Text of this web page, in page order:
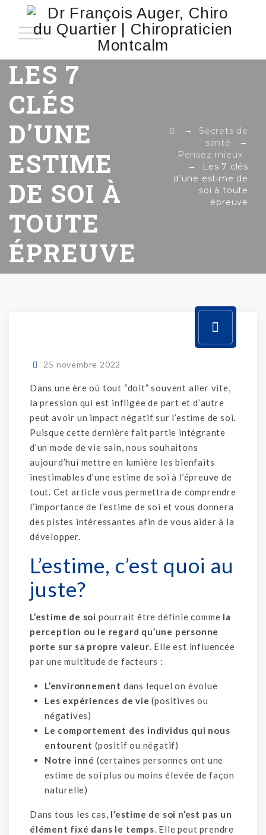
LES 7
CLÉS
D’UNE
ESTIME
DE SOI À
TOUTE
ÉPREUVE
→
Secrets de
santé →
Pensez mieux
→
Les 7 clés
d’une estime de
soi à toute
épreuve
25 novembre 2022
Dans une ère où tout “doit” souvent aller vite,
la pression qui est infligée de part et d’autre
peut avoir un impact négatif sur l’estime de soi.
Puisque cette dernière fait partie intégrante
d’un mode de vie sain, nous souhaitons
aujourd’hui mettre en lumière les bienfaits
inestimables d’une estime de soi à l’épreuve de
tout. Cet article vous permettra de comprendre
l’importance de l’estime de soi et vous donnera
des pistes intéressantes afin de vous aider à la
développer.
L’estime, c’est quoi au
juste?
L’estime de soi pourrait être définie comme la
perception ou le regard qu’une personne
porte sur sa propre valeur. Elle est influencée
par une multitude de facteurs :
L’environnement dans lequel on évolue
Les expériences de vie (positives ou
négatives)
Le comportement des individus qui nous
entourent (positif ou négatif)
Notre inné (certaines personnes ont une
estime de soi plus ou moins élevée de façon
naturelle)
Dans tous les cas, l’estime de soi n’est pas un
élément fixé dans le temps. Elle peut prendre